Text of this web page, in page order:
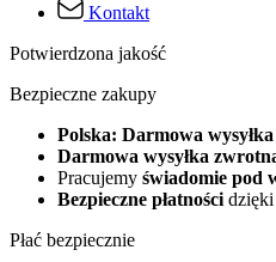
Kontakt
Potwierdzona jakość
Bezpieczne zakupy
Polska: Darmowa
Darmowa wysyłka
Pracujemy świadomie pod
Bezpieczne płatności
Płać bezpiecznie